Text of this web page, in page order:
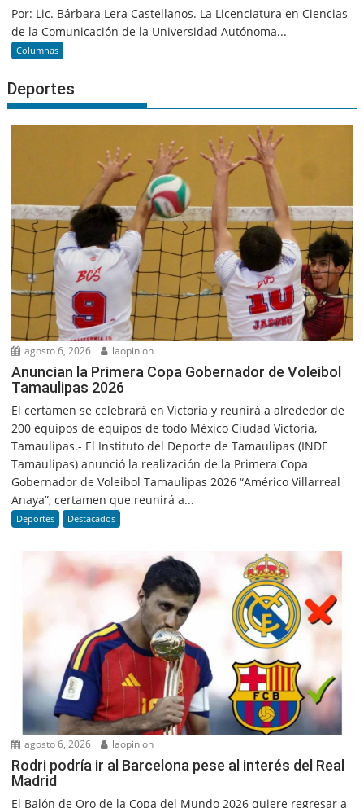
Por: Lic. Bárbara Lera Castellanos. La Licenciatura en Ciencias
de la Comunicación de la Universidad Autónoma...
Columnas
Deportes
agosto 6, 2026 laopinion
Anuncian la Primera Copa Gobernador de Voleibol
Tamaulipas 2026
El certamen se celebrará en Victoria y reunirá a alrededor de
200 equipos de equipos de todo México Ciudad Victoria,
Tamaulipas.- El Instituto del Deporte de Tamaulipas (INDE
Tamaulipas) anunció la realización de la Primera Copa
Gobernador de Voleibol Tamaulipas 2026 “Américo Villarreal
Anaya”, certamen que reunirá a...
Deportes Destacados
agosto 6, 2026 laopinion
Rodri podría ir al Barcelona pese al interés del Real
Madrid
El Balón de Oro de la Copa del Mundo 2026 quiere regresar a